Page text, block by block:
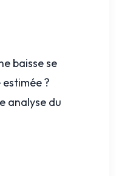
baisse se
?
analyse du